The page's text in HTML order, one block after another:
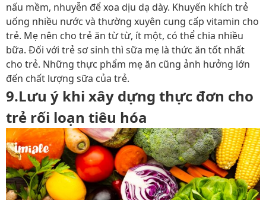
nấu mềm, nhuyễn để xoa dịu dạ dày. Khuyến khích trẻ
uống nhiều nước và thường xuyên cung cấp vitamin cho
trẻ. Mẹ nên cho trẻ ăn từ từ, ít một, có thể chia nhiều
bữa. Đối với trẻ sơ sinh thì sữa mẹ là thức ăn tốt nhất
cho trẻ. Những thực phẩm mẹ ăn cũng ảnh hưởng lớn
đến chất lượng sữa của trẻ.
9.Lưu ý khi xây dựng thực đơn cho
trẻ rối loạn tiêu hóa